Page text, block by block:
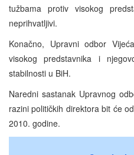
tužbama protiv visokog
neprihvatljivi.
Konačno, Upravni odbor
visokog predstavnika i
stabilnosti u BiH.
Naredni sastanak Upravnog
razini političkih direktora bit će
2010. godine.